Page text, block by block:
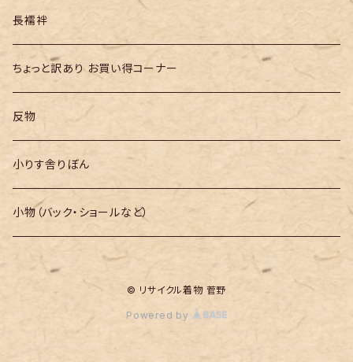
長襦袢
ちょっと訳あり お買い得コーナー
反物
小りす舎りぼん
小物（バック・ショールなど）
© リサイクル着物 菅野
Powered by